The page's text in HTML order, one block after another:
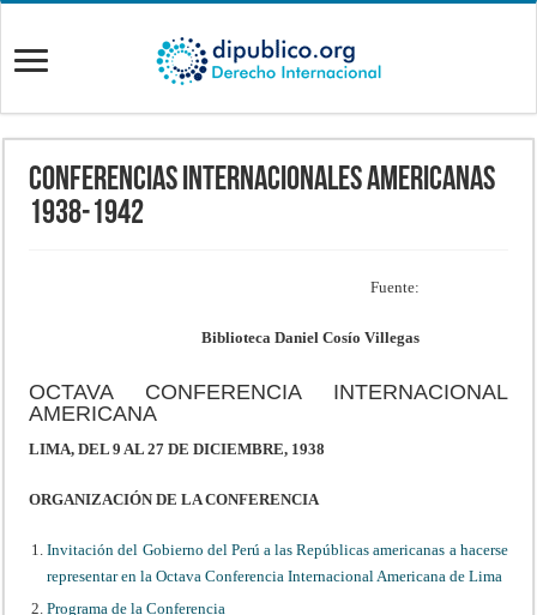
Conferencias Internacionales Americanas
1938-1942
Fuente:
Biblioteca Daniel Cosío Villegas
OCTAVA CONFERENCIA INTERNACIONAL
AMERICANA
LIMA, DEL 9 AL 27 DE DICIEMBRE, 1938
ORGANIZACIÓN DE LA CONFERENCIA
Invitación del Gobierno del Perú a las Repúblicas americanas a hacerse
representar en la Octava Conferencia Internacional Americana de Lima
Programa de la Conferencia